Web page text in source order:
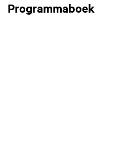
Programmaboek